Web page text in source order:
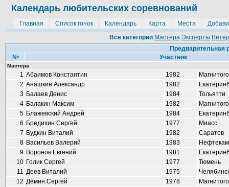
Календарь любительских соревнований
Главная Список гонок Календарь Карта Места
Все категории Мастера Эксперты
Предварительная
№
Участник
Мастера
1 Абаимов Константин 1982
2 Анашкин Александр 1982
3 Балаев Денис 1984
Тольятти
4 Балакин Максим 1982
5 Блажевский Андрей 1984
6 Бредихин Сергей 1977
Миасс
7 Будкин Виталий 1982
Саратов
8 Васильев Валерий 1983
9 Воронов Евгений 1981
10 Голик Сергей 1977
Тюмень
11 Деев Виталий 1975
12 Дёмин Сергей 1978